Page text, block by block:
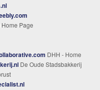
Home Page
DHH - Home
De Oude Stadsbakkerij